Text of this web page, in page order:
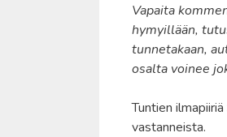
Vapaita
hymyillään,
tunnetakaan,
osalta voinee
Tuntien
vastanneista.